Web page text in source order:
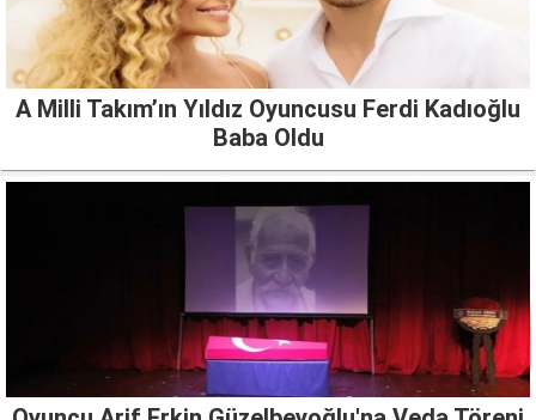
A Milli Takım’ın Yıldız Oyuncusu Ferdi Kadıoğlu
Baba Oldu